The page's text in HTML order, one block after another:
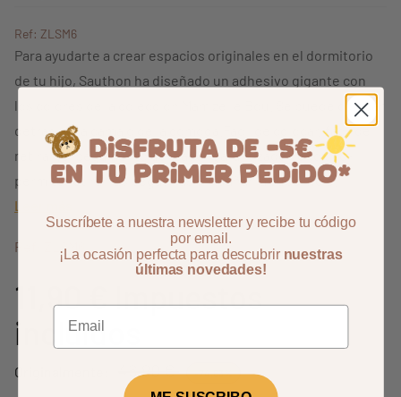
Ref: ZLSM6
Para ayudarte a crear espacios originales en el dormitorio
de tu hijo, Sauthon ha diseñado un adhesivo gigante con
los colores de la colección Mam'zelle Bou. Se puede colocar
detrás de la cama o de la cómoda.Fácil de colocar, fácil de
retirar (el pegamento utilizado -garantizado no tóxico-
permite retirar las pegatinas sin dañar la superficie.
Leer más
Ref: ZLSM6
11,90 €Impuestos
incluidos
Originalmente: 46,90 € -74,63%
Suscríbete a nuestra newsletter y recibe tu código
por email.
¡La ocasión perfecta para descubrir nuestras
últimas novedades!